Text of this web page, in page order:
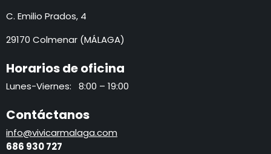
C. Emilio Prados, 4
29170 Colmenar (MÁLAGA)
Horarios de oficina
Lunes-Viernes: 8:00 – 19:00
Contáctanos
info@vivicarmalaga.com
686 930 727